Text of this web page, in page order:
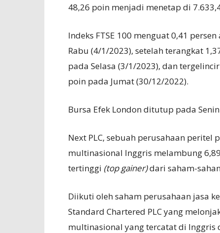
48,26 poin menjadi menetap di
Indeks FTSE 100 menguat 0,41
Rabu (4/1/2023), setelah terangkat
pada Selasa (3/1/2023), dan
poin pada Jumat (30/12/2022).
Bursa Efek London ditutup pada
Next PLC, sebuah perusahaan
multinasional Inggris melambung
tertinggi (top gainer)dari saham-
Diikuti oleh saham perusahaan jasa
Standard Chartered PLC yang
multinasional yang tercatat di